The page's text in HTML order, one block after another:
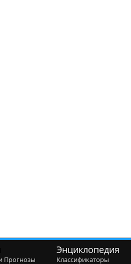
Прогнозы
Энциклопедия
Классификаторы